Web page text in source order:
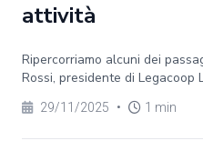
attività
Ripercorriamo alcuni dei
Rossi, presidente di Legacoop
29/11/2025 • 1 min